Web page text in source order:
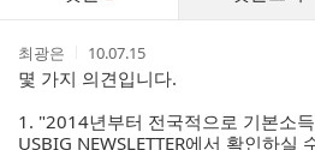
작
성
자
최광은
작
성
시
10.07.15
몇 가지 의견입니다.
1. "2014년부터 전국적으로 기본소
USBIG NEWSLETTER에서 확인하실